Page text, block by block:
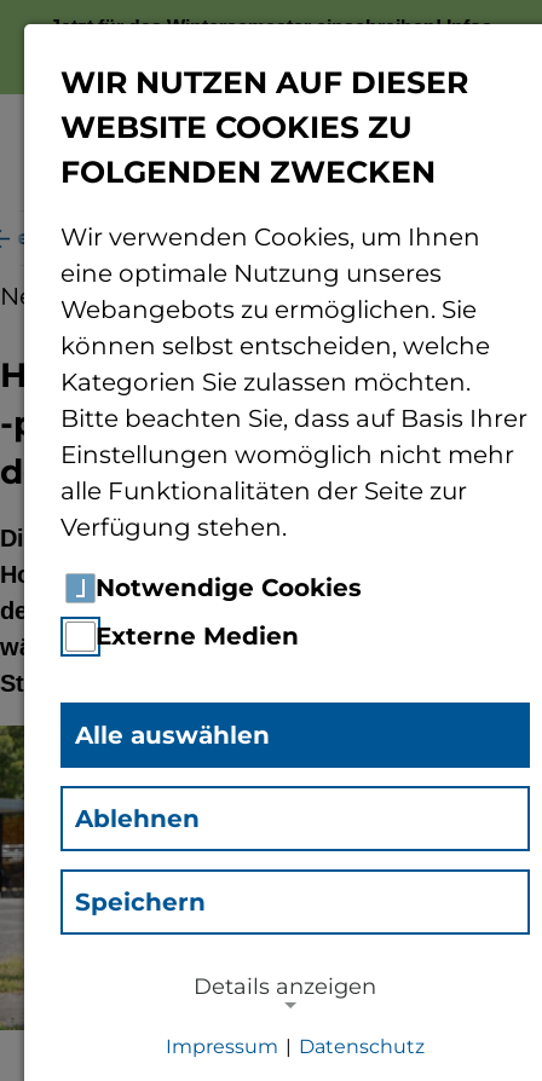
Jetzt für das Wintersemester einschreiben!Infos
und -präsidenten treffen sich an der TH Bingen
News 04.07.2025
Hochschulpräsidentinnen und
-präsidenten treffen sich an
der TH Bingen
Die Präsidentinnen und Präsidenten der
Hochschulen in Rheinland-Pfalz treffen sich an
der Technischen Hochschule Bingen und
wählen eine neue Vorsitzende sowie eine
Stellvertretung.
WIR NUTZEN AUF DIESER
WEBSITE COOKIES ZU
FOLGENDEN ZWECKEN
Wir verwenden Cookies, um Ihnen
eine optimale Nutzung unseres
Webangebots zu ermöglichen. Sie
können selbst entscheiden, welche
Kategorien Sie zulassen möchten.
Bitte beachten Sie, dass auf Basis Ihrer
Einstellungen womöglich nicht mehr
alle Funktionalitäten der Seite zur
Verfügung stehen.
Notwendige Cookies
Externe Medien
Alle auswählen
Ablehnen
Speichern
Details anzeigen
Impressum | Datenschutz